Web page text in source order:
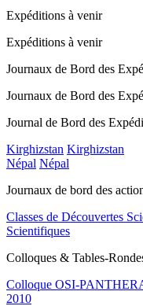
Expéditions à venir
Expéditions à venir
Journaux de Bord des
Journaux de Bord des
Journal de Bord des
Kirghizstan Kirghizstan
Népal Népal
Journaux de bord des
Classes de Découvertes
Scientifiques
Colloques & Tables-
Colloque OSI-
2010